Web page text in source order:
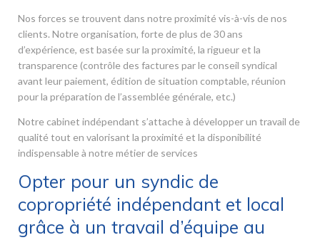
Nos forces se trouvent dans notre proximité vis-à-vis de nos
clients. Notre organisation, forte de plus de 30 ans
d’expérience, est basée sur la proximité, la rigueur et la
transparence (contrôle des factures par le conseil syndical
avant leur paiement, édition de situation comptable, réunion
pour la préparation de l’assemblée générale, etc.)
Notre cabinet indépendant s’attache à développer un travail de
qualité tout en valorisant la proximité et la disponibilité
indispensable à notre métier de services
Opter pour un syndic de
copropriété indépendant et local
grâce à un travail d’équipe au